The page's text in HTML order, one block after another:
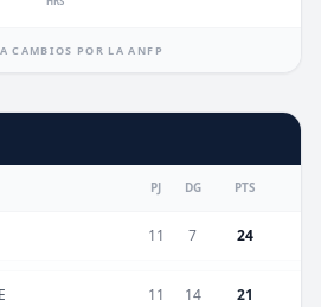
CAMBIOS POR LA ANFP
PJ DG PTS
11 7 24
11 14 21